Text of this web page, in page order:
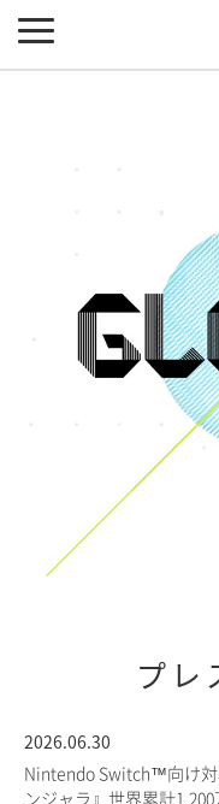
プレ
2026.06.30
Nintendo Switch™向け対
ンジャラ』世界累計